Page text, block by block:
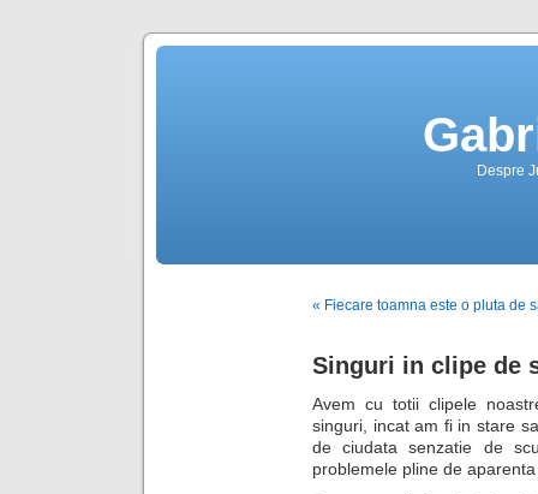
Despre
« Fiecare toamna este o pluta de
Singuri in clipe de
Avem cu totii clipele
singuri, incat am fi in stare
de ciudata senzatie de
problemele pline de